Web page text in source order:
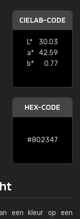
CIELAB-CODE
L*
30.03
a*
42.59
b*
0.77
HEX-CODE
#802347
een kleur op een